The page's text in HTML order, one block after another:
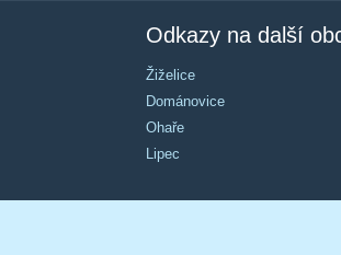
Odkazy na další
Žiželice
Dománovice
Ohaře
Lipec